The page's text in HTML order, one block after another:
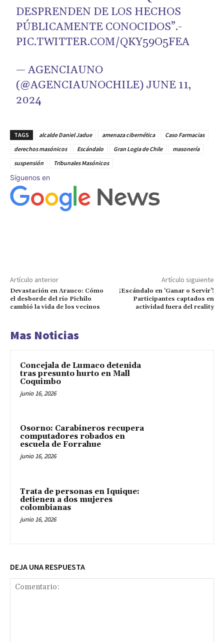
DESPRENDEN DE LOS HECHOS
PÚBLICAMENTE CONOCIDOS”.-
PIC.TWITTER.COM/QKY59O5FEA
— AGENCIAUNO
(@AGENCIAUNOCHILE) JUNE 11,
2024
TAGS alcalde Daniel Jadue amenaza cibernética
Caso Farmacias
derechos masónicos
Escándalo Gran Logia de Chile
masonería
suspensión
Tribunales Masónicos
Síguenos en
Artículo anterior
Devastación en Arauco: Cómo
el desborde del río Pichilo
cambió la vida de los vecinos
Artículo siguiente
¡Escándalo en ‘Ganar o Servir’!
Participantes captados en
actividad fuera del reality
Mas Noticias
Concejala de Lumaco detenida
tras presunto hurto en Mall
Coquimbo
junio 16, 2026
Osorno: Carabineros recupera
computadores robados en
escuela de Forrahue
junio 16, 2026
Trata de personas en Iquique:
detienen a dos mujeres
colombianas
junio 16, 2026
DEJA UNA RESPUESTA